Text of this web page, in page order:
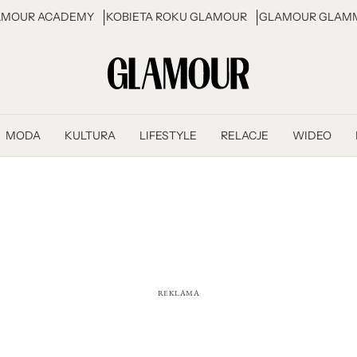
ACADEMY KOBIETA ROKU GLAMOUR GLAMOUR
MODA KULTURA LIFESTYLE RELACJE WIDEO